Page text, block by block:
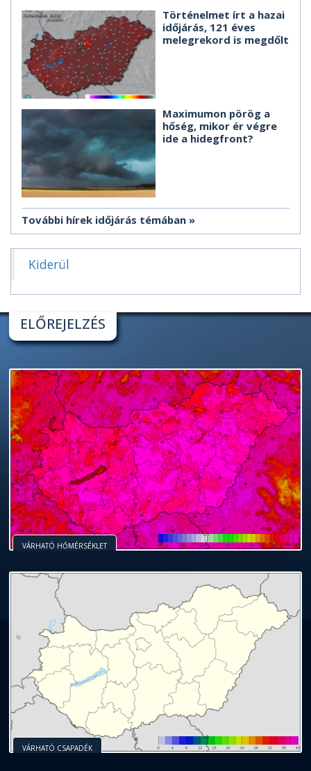
Történelmet írt a hazai
időjárás, 121 éves
melegrekord is megdőlt
Maximumon pörög a
hőség, mikor ér végre
ide a hidegfront?
További hírek időjárás témában
Kiderül
ELŐREJELZÉS
VÁRHATÓ HŐMÉRSÉKLET
VÁRHATÓ CSAPADÉK